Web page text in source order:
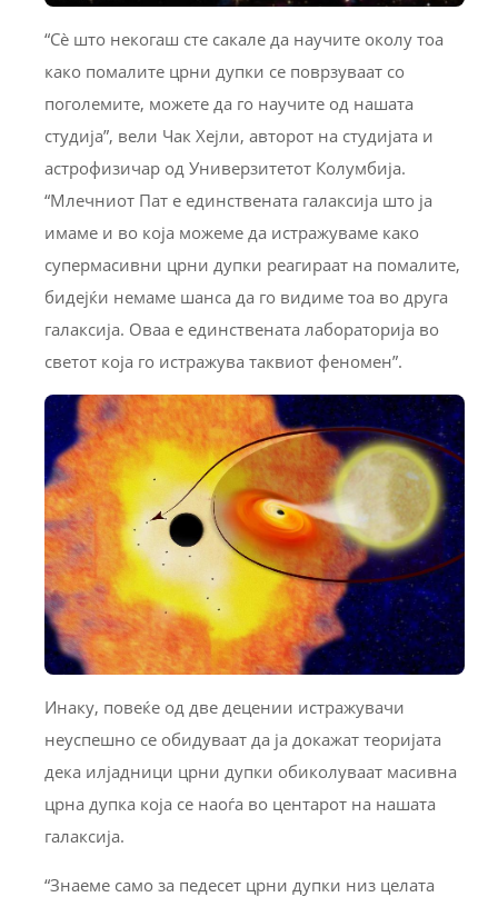
“Сè што некогаш сте сакале да научите околу тоа
како помалите црни дупки се поврзуваат со
поголемите, можете да го научите од нашата
студија”, вели Чак Хејли, авторот на студијата и
астрофизичар од Универзитетот Колумбија.
“Млечниот Пат е единствената галаксија што ја
имаме и во која можеме да истражуваме како
супермасивни црни дупки реагираат на помалите,
бидејќи немаме шанса да го видиме тоа во друга
галаксија. Оваа е единствената лабораторија во
светот која го истражува таквиот феномен”.
Инаку, повеќе од две децении истражувачи
неуспешно се обидуваат да ја докажат теоријата
дека илјадници црни дупки обиколуваат масивна
црна дупка која се наоѓа во центарот на нашата
галаксија.
“Знаеме само за педесет црни дупки низ целата